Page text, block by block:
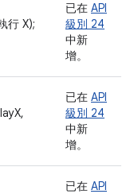
行 X);
已在 API
級別 24
中新
增。
已在 API
級別 24
中新
增。
已在 API